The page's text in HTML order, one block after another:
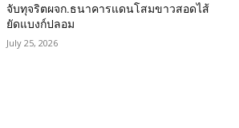
จับทุจริตผจก.ธนาคารแดนโสมขาวสอดไส้
ยัดแบงก์ปลอม
July 25, 2026